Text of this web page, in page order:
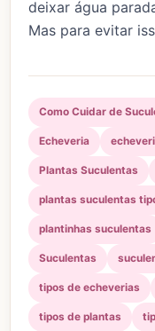
deixar água
Mas para evitar
Como Cuidar de
Echeveria
Plantas Suculentas
plantas suculentas
plantinhas suculentas
Suculentas
tipos de echeverias
tipos de plantas